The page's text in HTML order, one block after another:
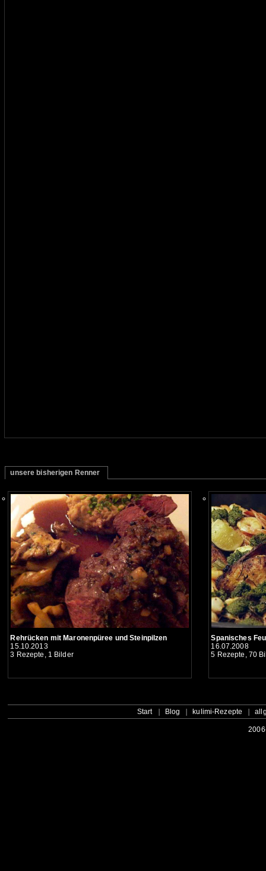
unsere bisherigen Renner
Rehrücken mit Maronenpüree und Steinpilzen
15.10.2013
3 Rezepte, 1 Bilder
Spanisches
16.07.2008
5 Rezepte, 70
Start Blog kulimi-Rezepte